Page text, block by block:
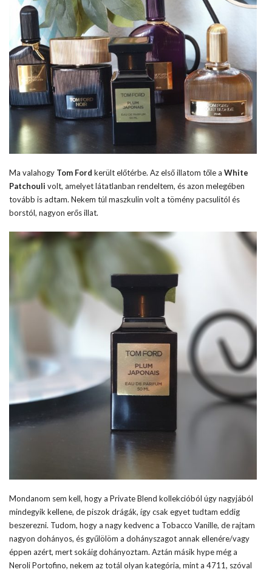
Ma valahogy Tom Ford került előtérbe. Az első illatom tőle a White
Patchouli volt, amelyet látatlanban rendeltem, és azon melegében
tovább is adtam. Nekem túl maszkulin volt a tömény pacsulitól és
borstól, nagyon erős illat.
Mondanom sem kell, hogy a Private Blend kollekcióból úgy nagyjából
mindegyik kellene, de piszok drágák, így csak egyet tudtam eddig
beszerezni. Tudom, hogy a nagy kedvenc a Tobacco Vanille, de rajtam
nagyon dohányos, és gyűlölöm a dohányszagot annak ellenére/vagy
éppen azért, mert sokáig dohányoztam. Aztán másik hype még a
Neroli Portofino, nekem az totál olyan kategória, mint a 4711, szóval